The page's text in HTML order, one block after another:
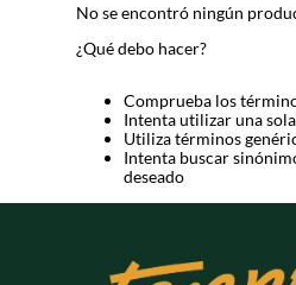
No se encontró ningún
¿Qué debo hacer?
Comprueba los
Intenta utilizar una
Utiliza términos
Intenta buscar
deseado